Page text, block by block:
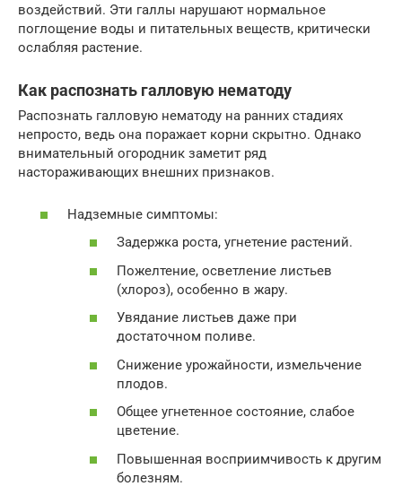
воздействий. Эти галлы нарушают нормальное
поглощение воды и питательных веществ, критически
ослабляя растение.
Как распознать галловую нематоду
Распознать галловую нематоду на ранних стадиях
непросто, ведь она поражает корни скрытно. Однако
внимательный огородник заметит ряд
настораживающих внешних признаков.
Надземные симптомы:
Задержка роста, угнетение растений.
Пожелтение, осветление листьев
(хлороз), особенно в жару.
Увядание листьев даже при
достаточном поливе.
Снижение урожайности, измельчение
плодов.
Общее угнетенное состояние, слабое
цветение.
Повышенная восприимчивость к другим
болезням.